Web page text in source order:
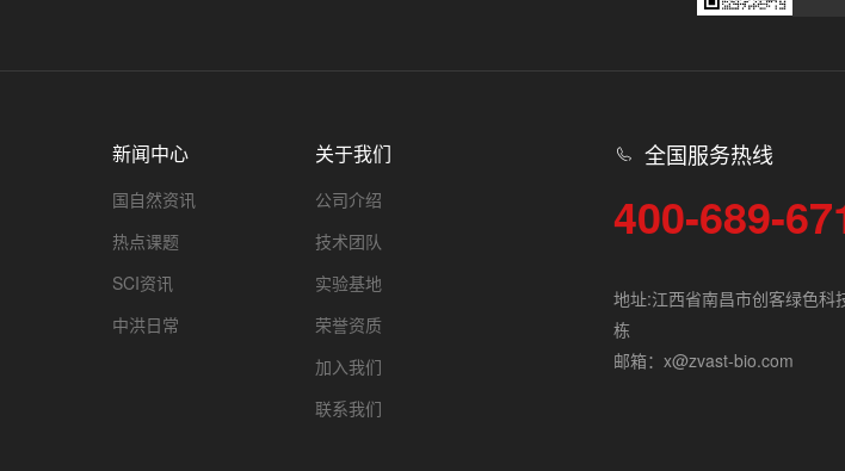
新闻中心
国自然资讯
热点课题
SCI资讯
中洪日常
关于我们
公司介绍
技术团队
实验基地
荣誉资质
加入我们
联系我们
全国服务热线
400-689-
地址:江西省南昌市创客绿色科
栋
邮箱：x@zvast-bio.com